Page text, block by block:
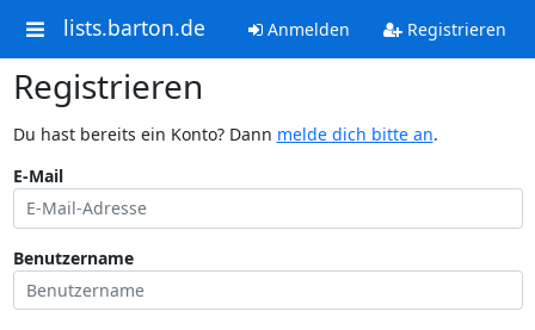
lists.barton.de Anmelden Registrieren
Registrieren
Du hast bereits ein Konto? Dann melde dich bitte an.
E-Mail
Benutzername